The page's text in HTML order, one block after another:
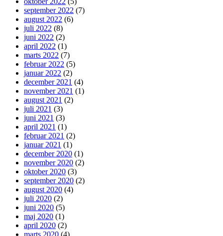
september 2022 (7)
august 2022 (6)
juli 2022 (8)
juni 2022 (2)
april 2022 (1)
marts 2022 (7)
februar 2022 (5)
januar 2022 (2)
december 2021 (4)
november 2021 (1)
august 2021 (2)
juli 2021 (3)
juni 2021 (3)
april 2021 (1)
februar 2021 (2)
januar 2021 (1)
december 2020 (1)
november 2020 (2)
oktober 2020 (3)
september 2020 (2)
august 2020 (4)
juli 2020 (2)
juni 2020 (5)
maj 2020 (1)
april 2020 (2)